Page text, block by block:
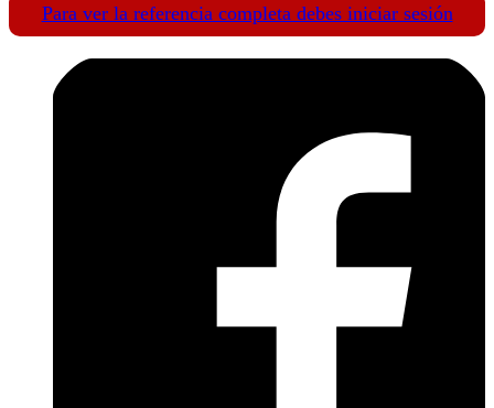
Para ver la referencia completa debes iniciar sesión